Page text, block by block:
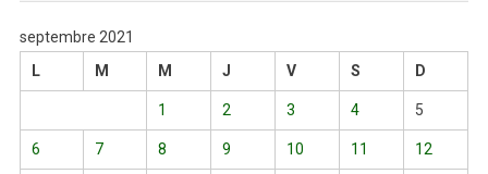
septembre 2021
L
M M J V S D
1 2 3 4 5
6 7 8 9 10 11 12